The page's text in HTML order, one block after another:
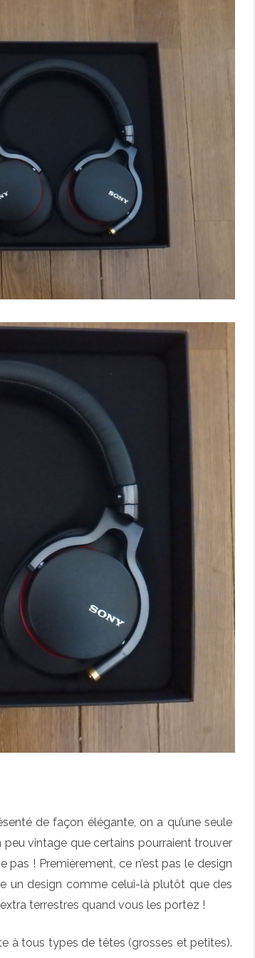
de façon élégante, on a qu’une seule
peu vintage que certains pourraient trouver
! Premièrement, ce n’est pas le design
un design comme celui-là plutôt que des
terrestres quand vous les portez !
à tous types de têtes (grosses et petites).